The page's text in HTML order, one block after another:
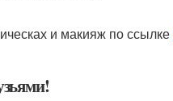
и макияж по ссылке